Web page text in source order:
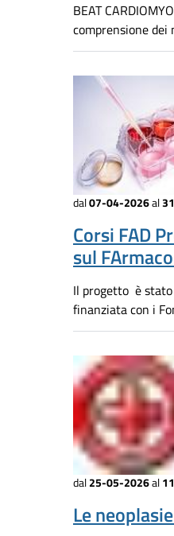
BEAT
comprensione dei
dal07-04-2026al
Corsi FAD
sul
Il progetto è
finanziata con i
dal25-05-2026al
Le